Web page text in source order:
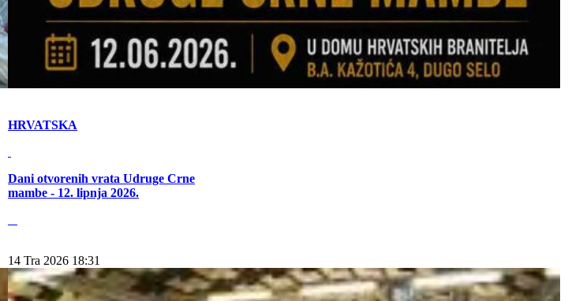
HRVATSKA
Dani otvorenih vrata Udruge Crne
mambe - 12. lipnja 2026.
14 Tra 2026 18:31